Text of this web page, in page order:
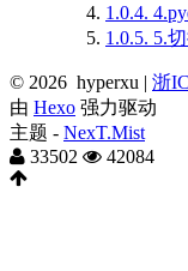
1.0.4.
1.0.5. 5.
© 2026 hyperxu | 浙
由 Hexo 强力驱动
主题 - NexT.Mist
33502
42084